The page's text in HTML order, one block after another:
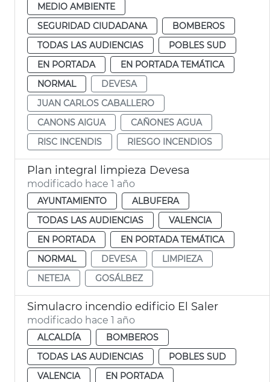
MEDIO AMBIENTE
SEGURIDAD CIUDADANA
BOMBEROS
TODAS LAS AUDIENCIAS
POBLES SUD
EN PORTADA
EN PORTADA TEMÁTICA
NORMAL
DEVESA
JUAN CARLOS CABALLERO
CANONS AIGUA
CAÑONES AGUA
RISC INCENDIS
RIESGO INCENDIOS
Plan integral limpieza Devesa
modificado hace 1 año
AYUNTAMIENTO
ALBUFERA
TODAS LAS AUDIENCIAS
VALENCIA
EN PORTADA
EN PORTADA TEMÁTICA
NORMAL
DEVESA
LIMPIEZA
NETEJA
GOSÁLBEZ
Simulacro incendio edificio El Saler
modificado hace 1 año
ALCALDÍA
BOMBEROS
TODAS LAS AUDIENCIAS
POBLES SUD
VALENCIA
EN PORTADA